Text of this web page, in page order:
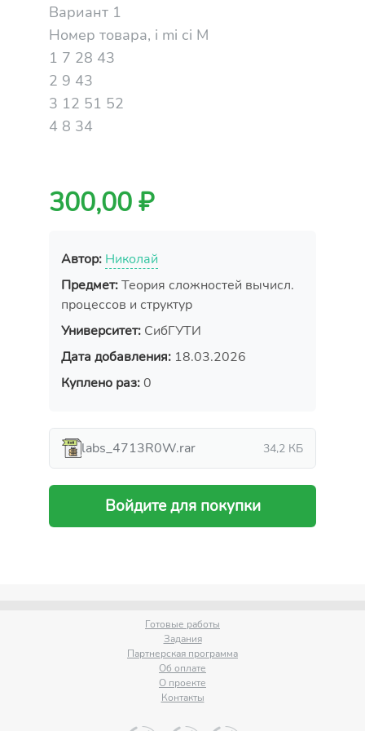
Вариант 1
Номер товара, i mi сi M
1 7 28 43
2 9 43
3 12 51 52
4 8 34
300,00 ₽
Автор: Николай
Предмет:Теория сложностей вычисл.
процессов и структур
Университет: СибГУТИ
Дата добавления: 18.03.2026
Куплено раз:0
labs_4713R0W.rar 34,2 КБ
Войдите для покупки
Готовые работы
Задания
Партнерская программа
Об оплате
О проекте
Контакты